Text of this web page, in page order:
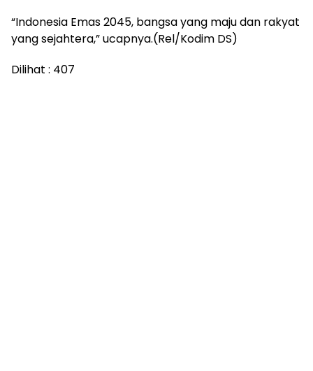
“Indonesia Emas 2045, bangsa yang maju dan rakyat
yang sejahtera,” ucapnya.(Rel/Kodim DS)
Dilihat : 407